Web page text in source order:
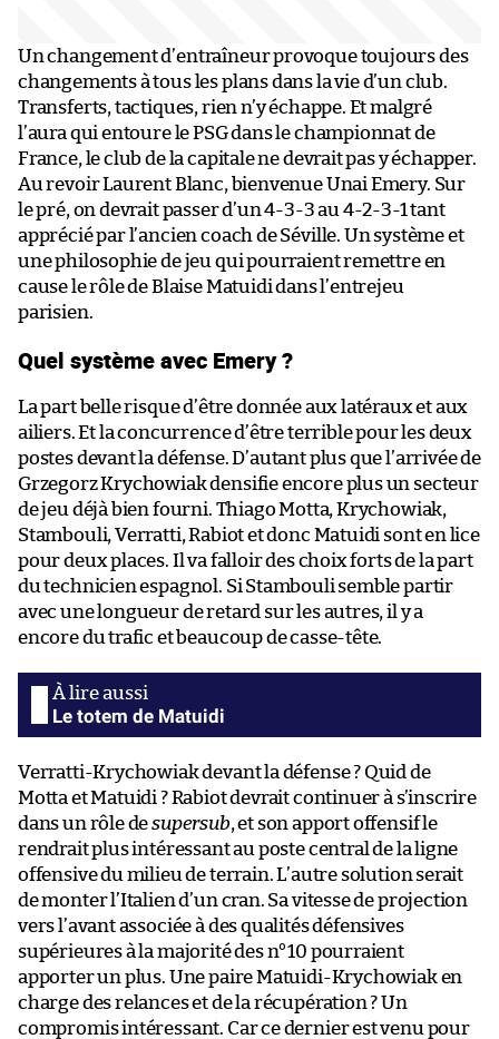
Un changement d’entraîneur provoque toujours des
changements à tous les plans dans la vie d’un club.
Transferts, tactiques, rien n’y échappe. Et malgré
l’aura qui entoure le PSG dans le championnat de
France, le club de la capitale ne devrait pas y échapper.
Au revoir Laurent Blanc, bienvenue Unai Emery. Sur
le pré, on devrait passer d’un 4-3-3 au 4-2-3-1 tant
apprécié par l’ancien coach de Séville. Un système et
une philosophie de jeu qui pourraient remettre en
cause le rôle de Blaise Matuidi dans l’entrejeu
parisien.
Quel système avec Emery ?
La part belle risque d’être donnée aux latéraux et aux
ailiers. Et la concurrence d’être terrible pour les deux
postes devant la défense. D’autant plus que l’arrivée de
Grzegorz Krychowiak densifie encore plus un secteur
de jeu déjà bien fourni. Thiago Motta, Krychowiak,
Stambouli, Verratti, Rabiot et donc Matuidi sont en lice
pour deux places. Il va falloir des choix forts de la part
du technicien espagnol. Si Stambouli semble partir
avec une longueur de retard sur les autres, il y a
encore du trafic et beaucoup de casse-tête.
Le totem de Matuidi
Verratti-Krychowiak devant la défense ? Quid de
Motta et Matuidi ? Rabiot devrait continuer à s’inscrire
dans un rôle desupersub, et son apport offensif le
rendrait plus intéressant au poste central de la ligne
offensive du milieu de terrain. L’autre solution serait
de monter l’Italien d’un cran. Sa vitesse de projection
vers l’avant associée à des qualités défensives
supérieures à la majorité des n°10 pourraient
apporter un plus. Une paire Matuidi-Krychowiak en
charge des relances et de la récupération ? Un
compromis intéressant. Car ce dernier est venu pour